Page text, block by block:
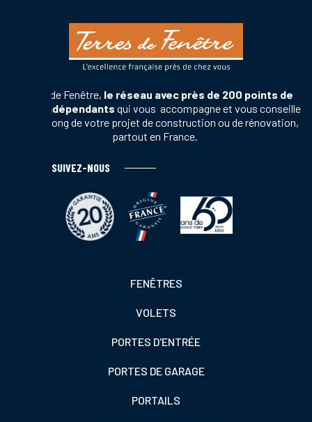
Terres de Fenêtre, le réseau avec près de 200 points de
vente indépendants qui vous accompagne et vous conseille
tout au long de votre projet de construction ou de rénovation,
partout en France.
SUIVEZ-NOUS
FENÊTRES
VOLETS
PORTES D'ENTRÉE
PORTES DE GARAGE
PORTAILS